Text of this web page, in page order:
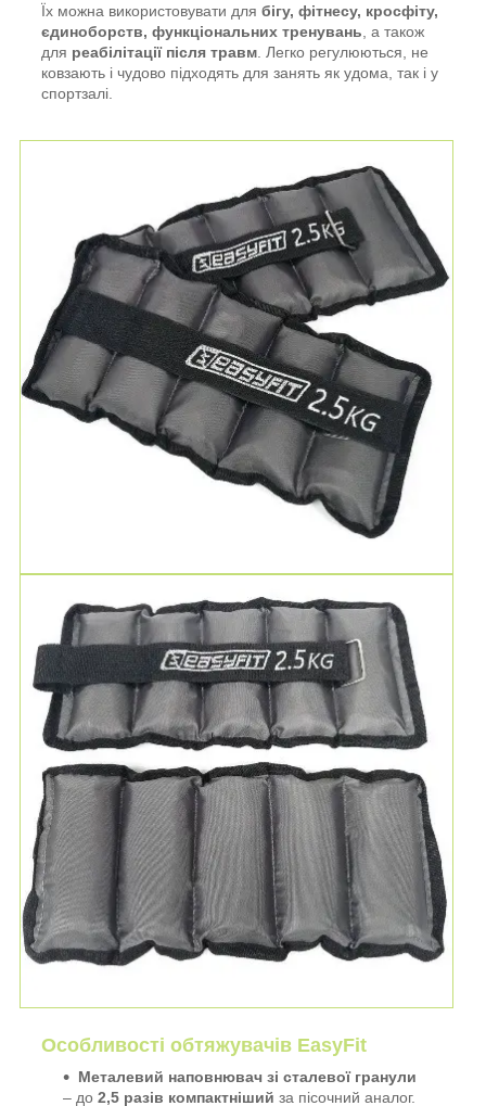
Їх можна використовувати для бігу, фітнесу, кросфіту,
єдиноборств, функціональних тренувань , а також
для реабілітації після травм . Легко регулюються, не
ковзають і чудово підходять для занять як удома, так і у
спортзалі.
Особливості обтяжувачів EasyFit
Металевий наповнювач зі сталевої гранули
– до 2,5 разів компактніший за пісочний аналог.